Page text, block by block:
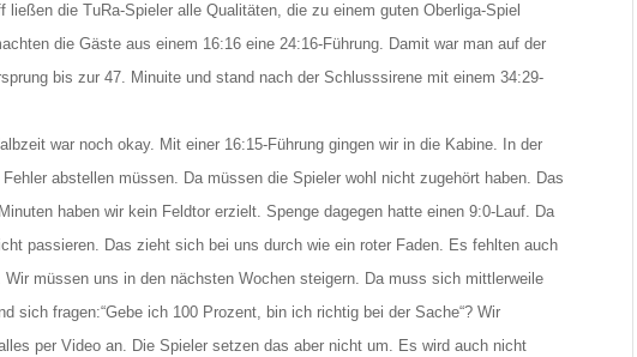
die TuRa-Spieler alle Qualitäten, die zu einem guten Oberliga-Spiel
die Gäste aus einem 16:16 eine 24:16-Führung. Damit war man auf der
bis zur 47. Minuite und stand nach der Schlusssirene mit einem 34:29-
war noch okay. Mit einer 16:15-Führung gingen wir in die Kabine. In der
abstellen müssen. Da müssen die Spieler wohl nicht zugehört haben. Das
haben wir kein Feldtor erzielt. Spenge dagegen hatte einen 9:0-Lauf. Da
passieren. Das zieht sich bei uns durch wie ein roter Faden. Es fehlten auch
müssen uns in den nächsten Wochen steigern. Da muss sich mittlerweile
sich fragen:“Gebe ich 100 Prozent, bin ich richtig bei der Sache“? Wir
per Video an. Die Spieler setzen das aber nicht um. Es wird auch nicht